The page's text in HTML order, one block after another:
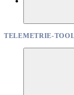
TELEMETRIE-